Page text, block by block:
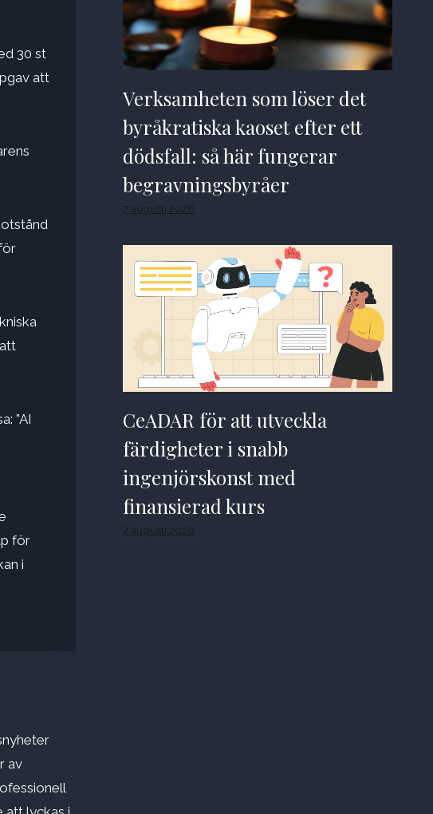
30 st
att
”AI
för
i
av
Verksamheten som löser det
byråkratiska kaoset efter ett
dödsfall: så här fungerar
begravningsbyråer
7 augusti 2026
CeADAR för att utveckla
färdigheter i snabb
ingenjörskonst med
finansierad kurs
7 augusti 2026